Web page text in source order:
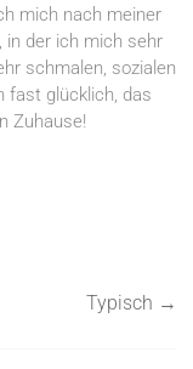
mich nach meiner
in der ich mich sehr
schmalen, sozialen
fast glücklich, das
Zuhause!
Typisch →